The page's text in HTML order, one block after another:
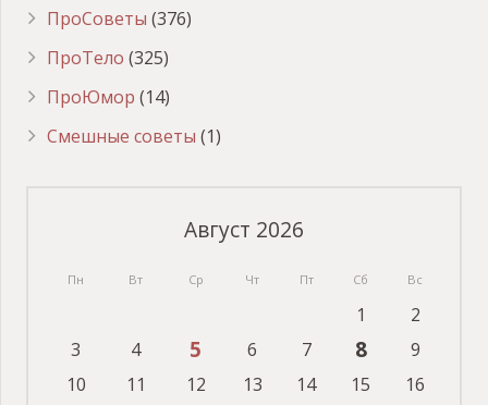
ПроСоветы (376)
ПроТело (325)
ПроЮмор (14)
Смешные советы (1)
Август 2026
Пн Вт Ср Чт Пт Сб Вс
1
2
3
4 5 6 7 8
9
10
11 12 13 14 15
16